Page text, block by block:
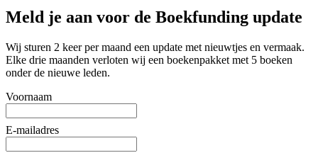
Meld je aan voor de Boekfunding update
Wij sturen 2 keer per maand een update met nieuwtjes en vermaak.
Elke drie maanden verloten wij een boekenpakket met 5 boeken
onder de nieuwe leden.
Voornaam
E-mailadres